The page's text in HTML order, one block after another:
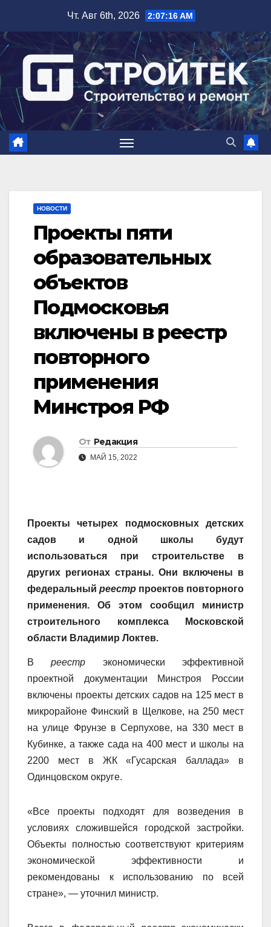
содержимому
Чт. Авг 6th, 2026 2:07:17 AM
НОВОСТИ
Проекты пяти
образовательных
объектов
Подмосковья
включены в реестр
повторного
применения
Минстроя РФ
От Редакция
МАЙ 15, 2022
Проекты четырех подмосковных детских
садов и одной школы будут
использоваться при строительстве в
других регионах страны. Они включены в
федеральный реестр проектов повторного
применения. Об этом сообщил министр
строительного комплекса Московской
области Владимир Локтев.
Вреестр экономически эффективной
проектной документации Минстроя России
включены проекты детских садов на 125 мест в
микрорайоне Финский в Щелкове, на 250 мест
на улице Фрунзе в Серпухове, на 330 мест в
Кубинке, а также сада на 400 мест и школы на
2200 мест в ЖК «Гусарская баллада» в
Одинцовском округе.
«Все проекты подходят для возведения в
условиях сложившейся городской застройки.
Объекты полностью соответствуют критериям
экономической эффективности и
рекомендованы к использованию по всей
стране», — уточнил министр.